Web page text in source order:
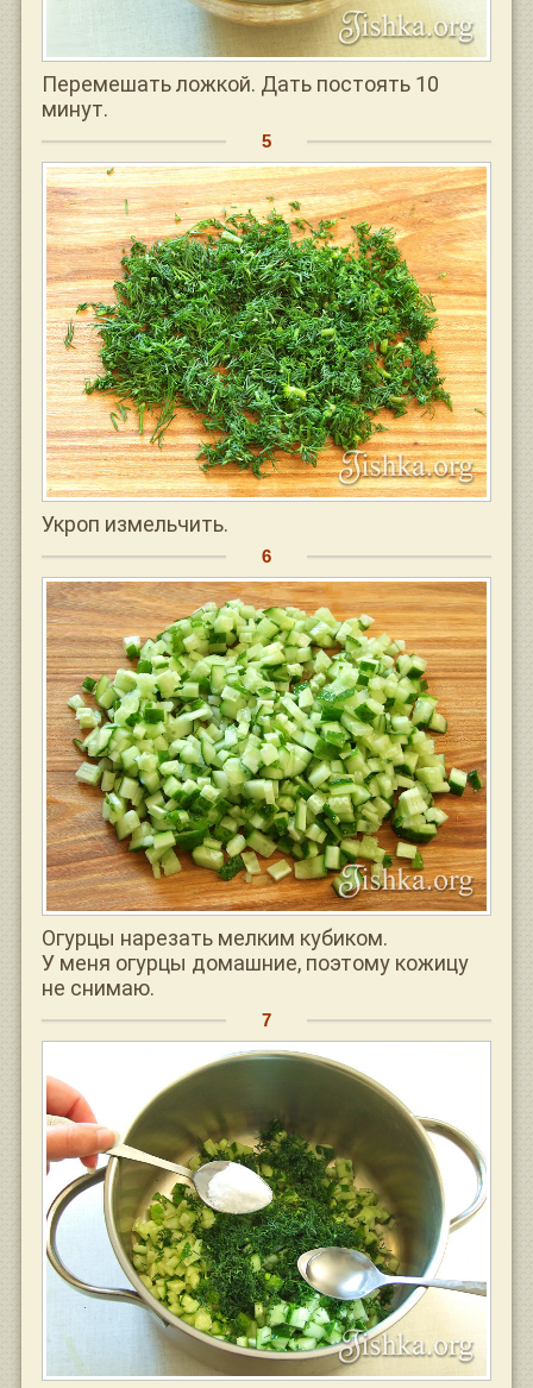
Перемешать ложкой. Дать постоять 10
минут.
Укроп измельчить.
Огурцы нарезать мелким кубиком.
У меня огурцы домашние, поэтому кожицу
не снимаю.